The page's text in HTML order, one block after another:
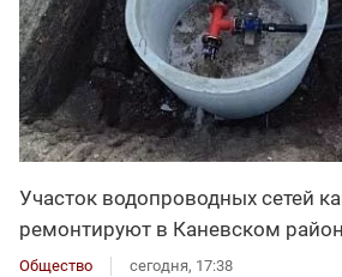
Участок водопроводных сетей
ремонтируют в Каневском
Общество сегодня, 17:38